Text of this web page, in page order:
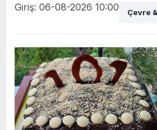
Giriş: 06-08-2026 10:00 Çevre